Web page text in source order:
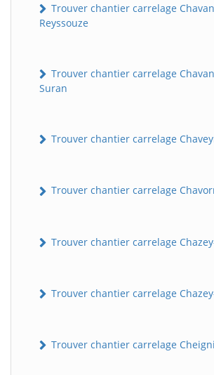
Trouver chantier carrelage
Reyssouze
Trouver chantier carrelage
Suran
Trouver chantier carrelage
Trouver chantier carrelage
Trouver chantier carrelage
Trouver chantier carrelage
Trouver chantier carrelage